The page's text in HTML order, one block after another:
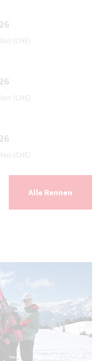
(CHE)
(CHE)
(CHE)
Alle Rennen